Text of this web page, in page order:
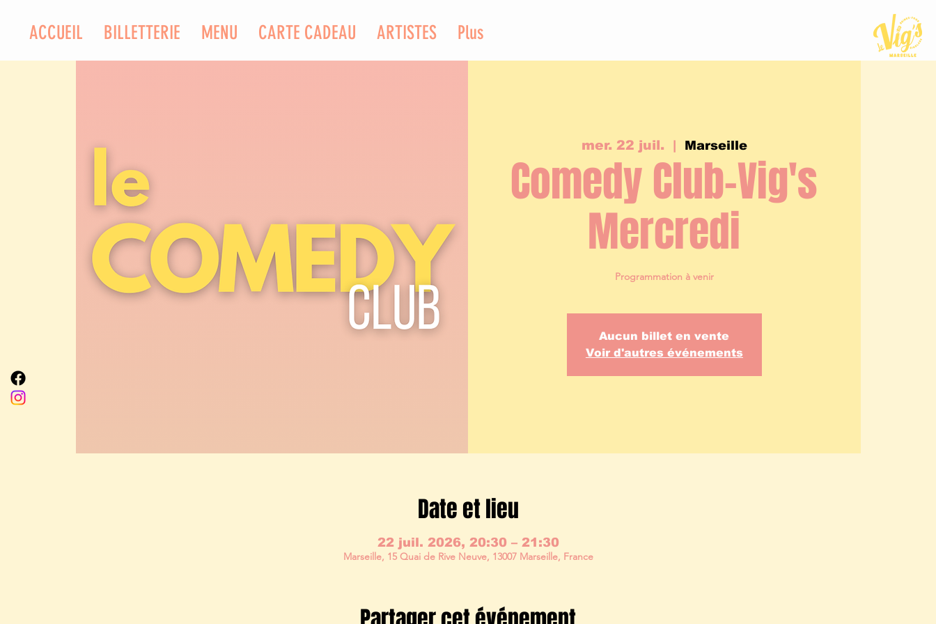
ACCUEIL BILLETTERIE MENU CARTE CADEAU ARTISTES Plus
mer. 22 juil.
  |
Marseille
Comedy Club-Vig's
Mercredi
Programmation à venir
Aucun billet en vente
Voir d'autres événements
Date et lieu
22 juil. 2026, 20:30 – 21:30
Marseille, 15 Quai de Rive Neuve, 13007 Marseille, France